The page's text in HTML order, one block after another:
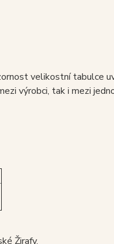
velikostní tabulce
výrobci, tak i mezi
Žirafy.